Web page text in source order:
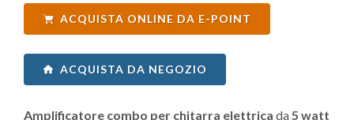
ACQUISTA ONLINE DA E-POINT
ACQUISTA DA NEGOZIO
Amplificatore combo per chitarra elettrica da5 watt